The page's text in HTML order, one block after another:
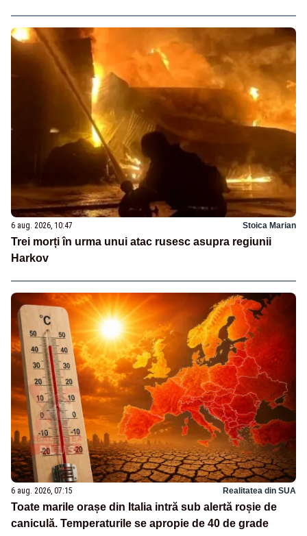
6 aug. 2026, 10:47 Stoica Marian
Trei morți în urma unui atac rusesc asupra regiunii
Harkov
6 aug. 2026, 07:15 Realitatea din SUA
Toate marile orașe din Italia intră sub alertă roșie de
caniculă. Temperaturile se apropie de 40 de grade